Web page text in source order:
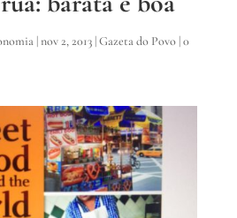
|nov 2, 2013|Gazeta do Povo|0